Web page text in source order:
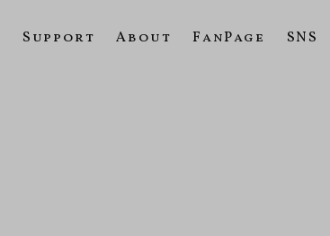
Support About FanPage SNS